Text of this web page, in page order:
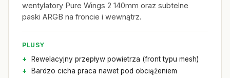
wentylatory Pure Wings 2 140mm oraz subtelne
paski ARGB na froncie i wewnątrz.
PLUSY
Rewelacyjny przepływ powietrza (front typu mesh)
Bardzo cicha praca nawet pod obciążeniem